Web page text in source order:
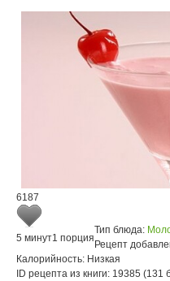
6187
5 минут1 порция
Тип блюда:
Рецепт
Калорийность: Низкая
ID рецепта из книги: 19385 (131